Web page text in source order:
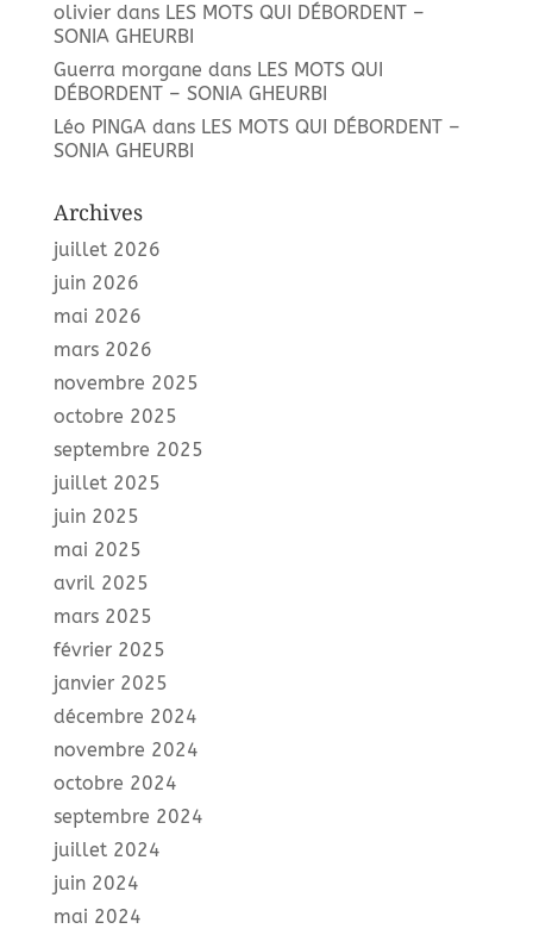
olivierdans LES MOTS QUI DÉBORDENT –
SONIA GHEURBI
Guerra morgane dans LES MOTS QUI
DÉBORDENT – SONIA GHEURBI
Léo PINGAdans LES MOTS QUI DÉBORDENT –
SONIA GHEURBI
Archives
juillet 2026
juin 2026
mai 2026
mars 2026
novembre 2025
octobre 2025
septembre 2025
juillet 2025
juin 2025
mai 2025
avril 2025
mars 2025
février 2025
janvier 2025
décembre 2024
novembre 2024
octobre 2024
septembre 2024
juillet 2024
juin 2024
mai 2024